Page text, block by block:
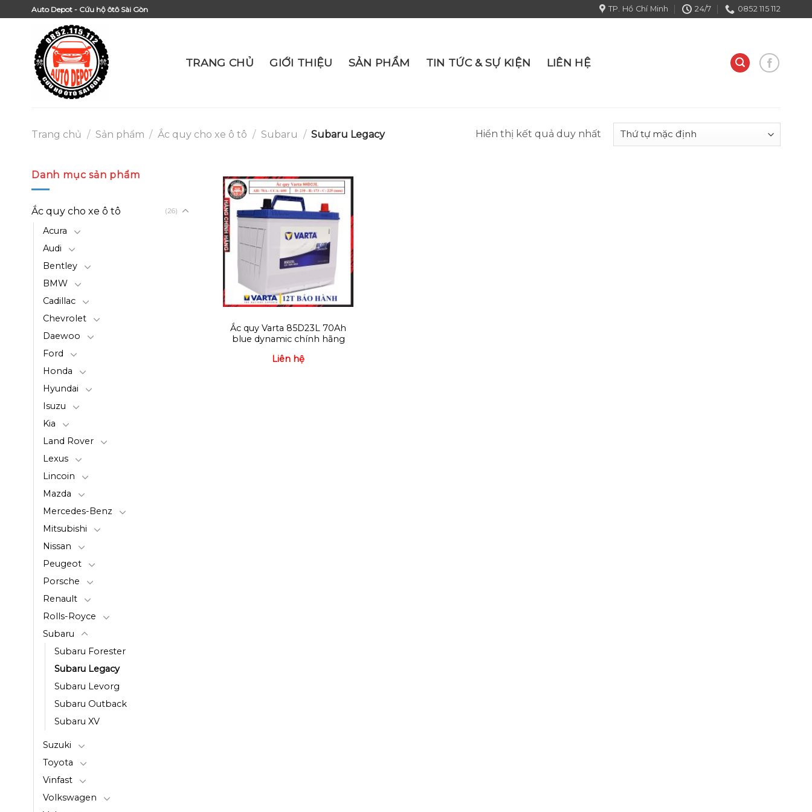
to
Auto Depot - Cứu hộ ôtô Sài Gòn TP. Hồ Chí Minh 24/7 0852 115 112
TRANG CHỦ GIỚI THIỆU SẢN PHẨM TIN TỨC & SỰ KIỆN LIÊN HỆ
Trang chủ / Sản phẩm / Ắc quy cho xe ô tô / Subaru / Subaru Legacy Hiển thị kết quả duy nhất
Danh mục sản phẩm
Ắc quy cho xe ô tô (26)
Acura
Audi
Bentley
BMW
Cadillac
Chevrolet
Daewoo
Ford
Honda
Hyundai
Isuzu
Kia
Land Rover
Lexus
Lincoin
Mazda
Mercedes-Benz
Mitsubishi
Nissan
Peugeot
Porsche
Renault
Rolls-Royce
Subaru
Subaru Forester
Subaru Legacy
Subaru Levorg
Subaru Outback
Subaru XV
Suzuki
Toyota
Vinfast
Volkswagen
Ắc quy Varta 85D23L 70Ah
blue dynamic chính hãng
Liên hệ